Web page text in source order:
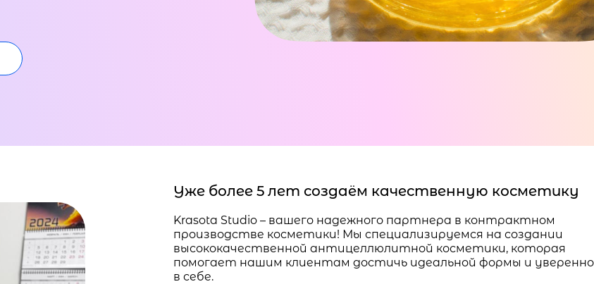
Уже более 5 лет создаём качественную косметику
Krasota Studio – вашего надежного партнера в контрактном
производстве косметики! Мы специализируемся на создании
высококачественной антицеллюлитной косметики, которая
помогает нашим клиентам достичь идеальной формы и
в себе.